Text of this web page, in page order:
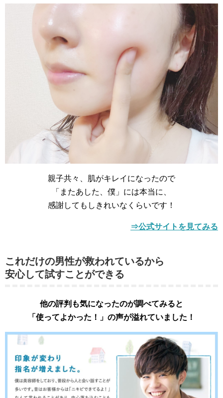
親子共々、肌がキレイになったので
「またあした、僕」には本当に、
感謝してもしきれいなくらいです！
⇒公式サイトを見てみる
これだけの男性が救われているから
安心して試すことができる
他の評判も気になったのが調べてみると
「使ってよかった！」の声が溢れていました！